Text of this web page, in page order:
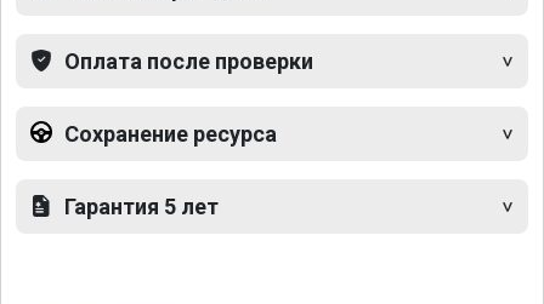
Оплата после проверки
Сохранение ресурса
Гарантия 5 лет